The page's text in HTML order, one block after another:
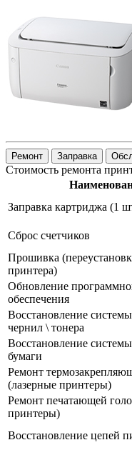
Ремонт Заправка
Стоимость ремонта
Заправка картриджа (1
Сброс счетчиков
Прошивка
принтера)
Обновление
обеспечения
Восстановление
чернил \ тонера
Восстановление
бумаги
Ремонт
(лазерные принтеры)
Ремонт печатающей
принтеры)
Восстановление цепей